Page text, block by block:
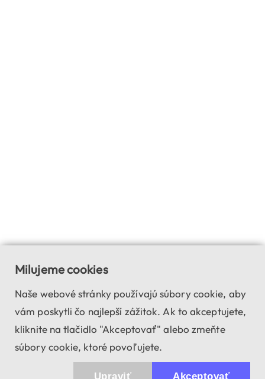
Milujeme cookies
Naše webové stránky používajú súbory cookie, aby
vám poskytli čo najlepší zážitok. Ak to akceptujete,
kliknite na tlačidlo "Akceptovať" alebo zmeňte
súbory cookie, ktoré povoľujete.
Akceptovať
Upraviť